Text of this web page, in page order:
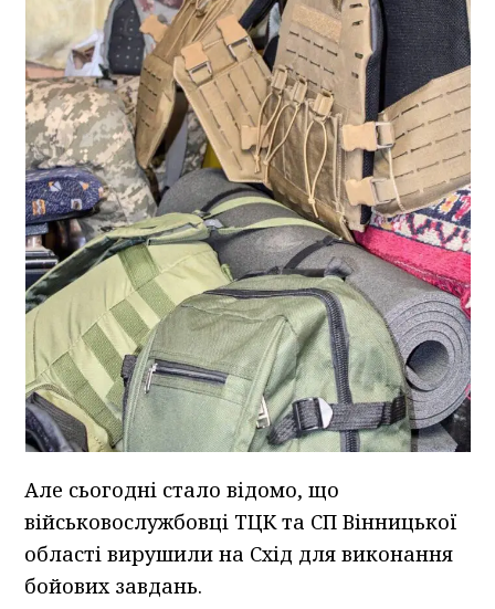
Але сьогодні стало відомо, що
військовослужбовці ТЦК та СП Вінницької
області вирушили на Схід для виконання
бойових завдань.